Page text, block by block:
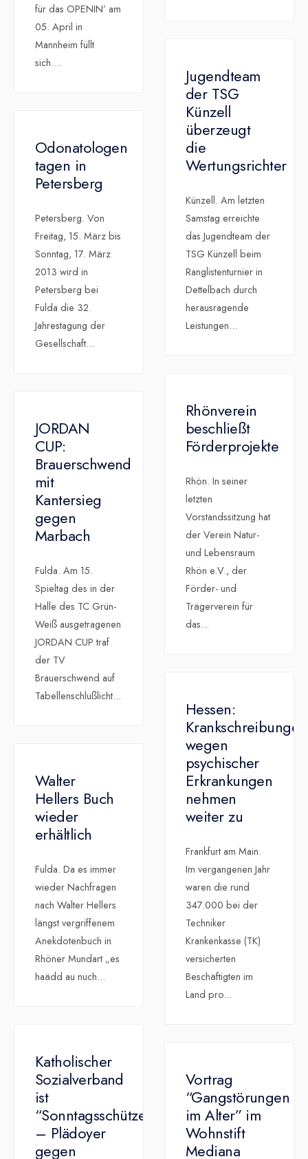
für das OPENIN’ am
05. April in
Mannheim füllt
sich....
Jugendteam
der TSG
Künzell
überzeugt
die
Wertungsrichter
Künzell. Am letzten
Samstag erreichte
das Jugendteam der
TSG Künzell beim
Ranglistenturnier in
Dettelbach durch
herausragende
Leistungen...
Odonatologen
tagen in
Petersberg
Petersberg. Von
Freitag, 15. März bis
Sonntag, 17. März
2013 wird in
Petersberg bei
Fulda die 32.
Jahrestagung der
Gesellschaft...
Rhönverein
beschließt
Förderprojekte
Rhön. In seiner
letzten
Vorstandssitzung hat
der Verein Natur-
und Lebensraum
Rhön e.V., der
Förder- und
Trägerverein für
das...
JORDAN
CUP:
Brauerschwend
mit
Kantersieg
gegen
Marbach
Fulda. Am 15.
Spieltag des in der
Halle des TC Grün-
Weiß ausgetragenen
JORDAN CUP traf
der TV
Brauerschwend auf
Tabellenschlußlicht...
Hessen:
Krankschreibungen
wegen
psychischer
Erkrankungen
nehmen
weiter zu
Frankfurt am Main.
Im vergangenen Jahr
waren die rund
347.000 bei der
Techniker
Krankenkasse (TK)
versicherten
Beschäftigten im
Land pro...
Walter
Hellers Buch
wieder
erhältlich
Fulda. Da es immer
wieder Nachfragen
nach Walter Hellers
längst vergriffenem
Anekdotenbuch in
Rhöner Mundart „es
haädd au nuch...
Katholischer
Sozialverband
ist
“Sonntagsschützer”
– Plädoyer
gegen
Vortrag
“Gangstörungen
im Alter” im
Wohnstift
Mediana